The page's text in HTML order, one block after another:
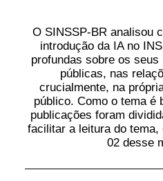
PESQUISAR
O SINSSP-BR analisou
introdução da IA no
profundas sobre os
públicas, nas
crucialmente, na
público. Como o tema é
publicações foram
facilitar a leitura do
02 desse